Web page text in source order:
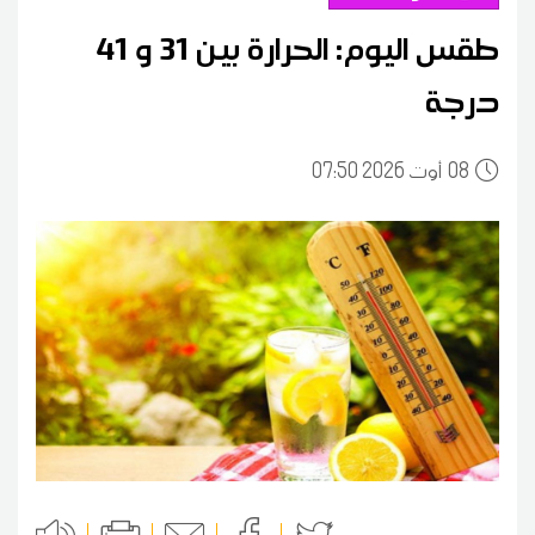
طقس اليوم: الحرارة بين 31 و 41
درجة
0807:50 2026 أوت